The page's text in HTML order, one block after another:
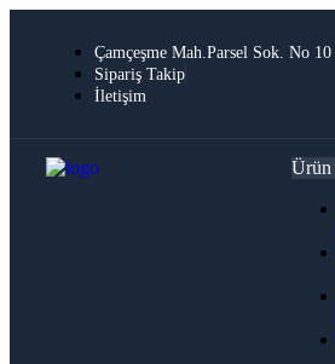
Çamçeşme Mah.Parsel Sok. No
Sipariş Takip
İletişim
Ürün